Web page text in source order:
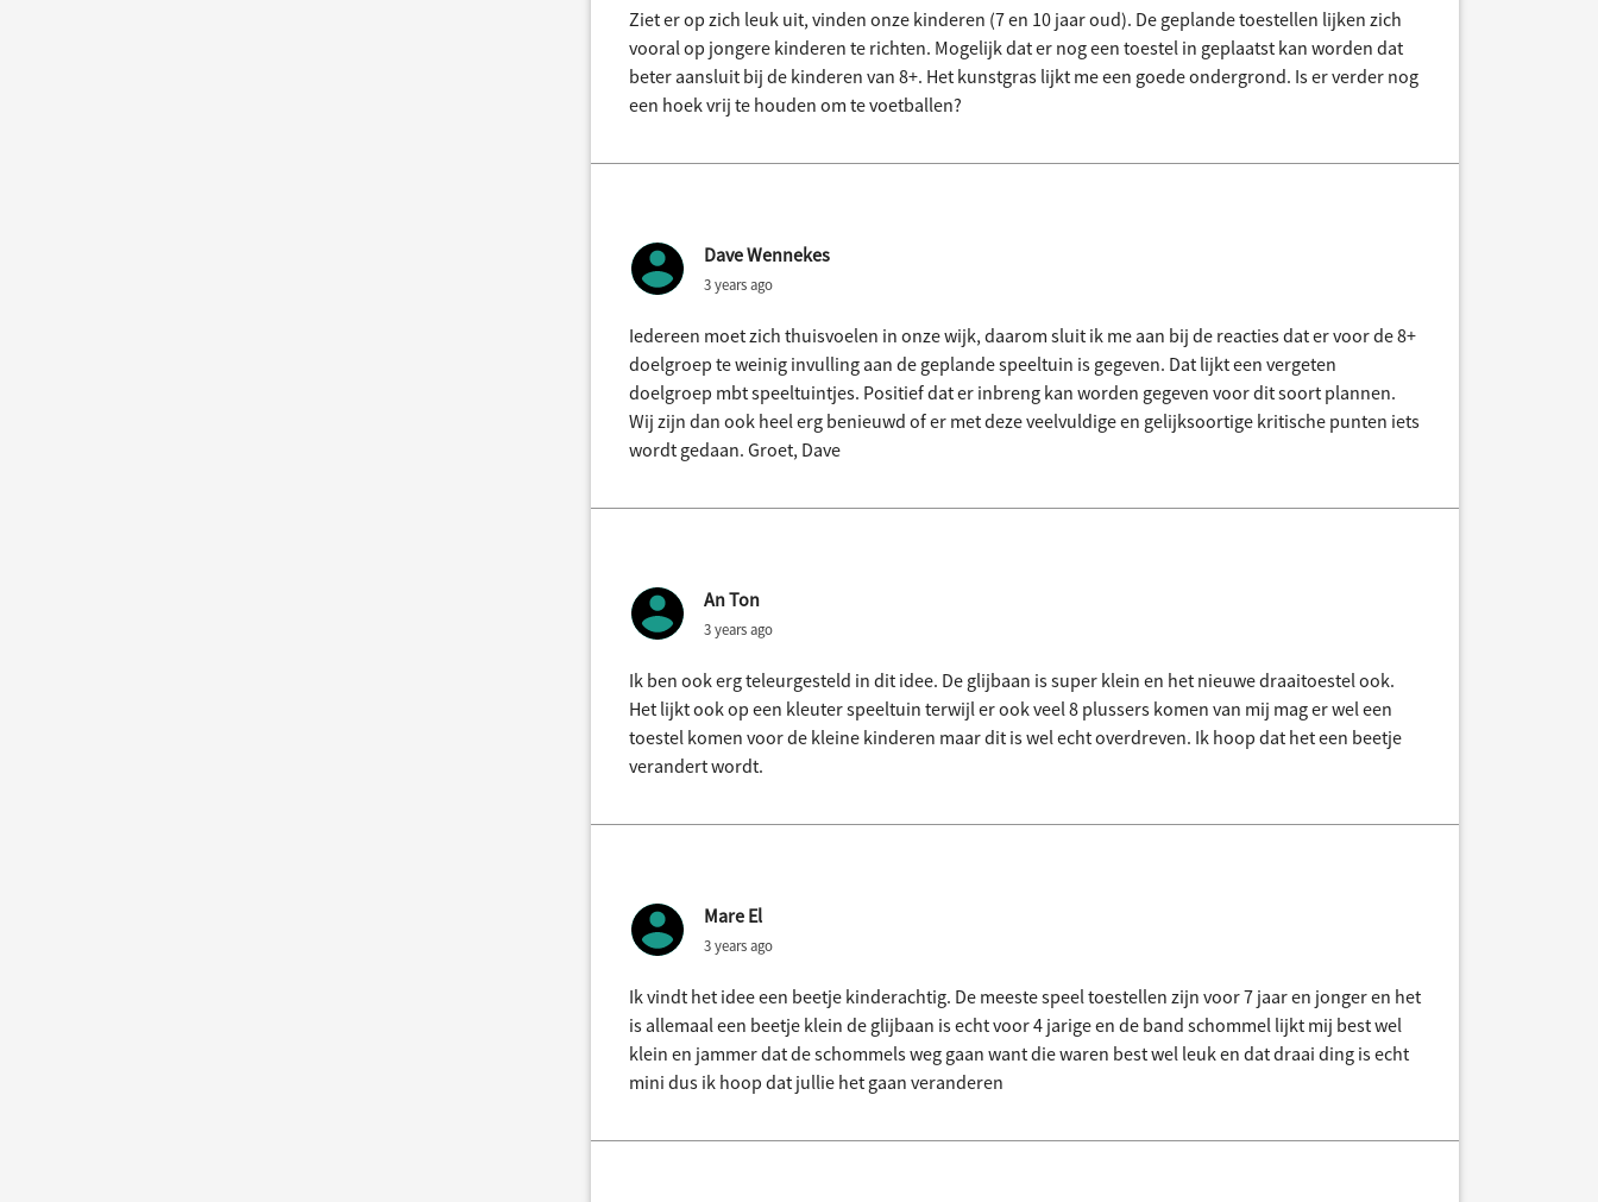
Ziet er op zich leuk uit, vinden onze kinderen (7 en 10 jaar oud). De geplande toestellen lijken zich
vooral op jongere kinderen te richten. Mogelijk dat er nog een toestel in geplaatst kan worden dat
beter aansluit bij de kinderen van 8+. Het kunstgras lijkt me een goede ondergrond. Is er verder nog
een hoek vrij te houden om te voetballen?
Dave Wennekes
3 years ago
Iedereen moet zich thuisvoelen in onze wijk, daarom sluit ik me aan bij de reacties dat er voor de 8+
doelgroep te weinig invulling aan de geplande speeltuin is gegeven. Dat lijkt een vergeten
doelgroep mbt speeltuintjes. Positief dat er inbreng kan worden gegeven voor dit soort plannen.
Wij zijn dan ook heel erg benieuwd of er met deze veelvuldige en gelijksoortige kritische punten iets
wordt gedaan. Groet, Dave
An Ton
3 years ago
Ik ben ook erg teleurgesteld in dit idee. De glijbaan is super klein en het nieuwe draaitoestel ook.
Het lijkt ook op een kleuter speeltuin terwijl er ook veel 8 plussers komen van mij mag er wel een
toestel komen voor de kleine kinderen maar dit is wel echt overdreven. Ik hoop dat het een beetje
verandert wordt.
Mare El
3 years ago
Ik vindt het idee een beetje kinderachtig. De meeste speel toestellen zijn voor 7 jaar en jonger en het
is allemaal een beetje klein de glijbaan is echt voor 4 jarige en de band schommel lijkt mij best wel
klein en jammer dat de schommels weg gaan want die waren best wel leuk en dat draai ding is echt
mini dus ik hoop dat jullie het gaan veranderen